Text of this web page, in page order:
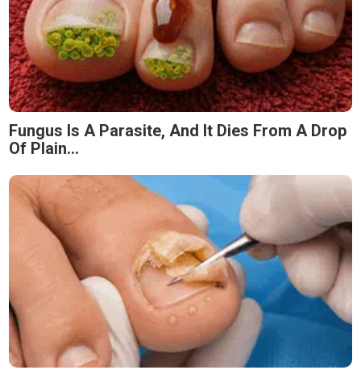
Fungus Is A Parasite, And It Dies From A Drop
Of Plain...